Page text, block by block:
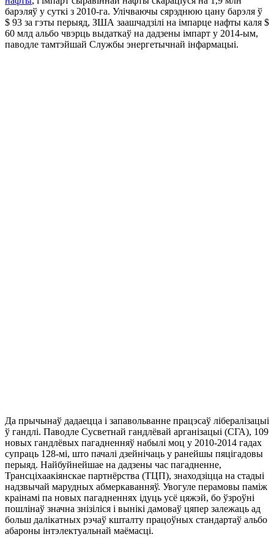
барэляў у суткі з 2010-га. Улічваючы сярэднюю цану барэля ў
$ 93 за гэты перыяд, ЗША заашчадзілі на імпарце нафты каля $
60 млд альбо чвэрць выдаткаў на дадзены імпарт у 2014-ым,
паводле тамтэйшай Службы энергетычнай інфармацыі.
Да прычынаў дадаецца і запавольванне працэсаў лібералізацыі
ў гандлі. Паводле Сусветнай гандлёвай арганізацыі (СГА), 109
новых гандлёвых пагадненняў набылі моц у 2010-2014 гадах
супраць 128-мі, што пачалі дзейнічаць у ранейшы пяцігадовы
перыяд. Найбуйнейшае на дадзены час пагадненне,
Трансціхаакіянскае партнёрства (ТЦП), знаходзіцца на стадыі
надзвычай марудных абмеркаванняў. Увогуле перамовы паміж
краінамі па новых пагадненнях ідуць усё цяжэй, бо ўзроўні
пошлінаў значна знізіліся і вынікі дамоваў цяпер залежаць ад
больш далікатных рэчаў кшталту працоўных стандартаў альбо
абароны інтэлектуальнай маёмасці.